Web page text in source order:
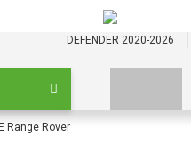
DEFENDER 2020-2026
Range Rover